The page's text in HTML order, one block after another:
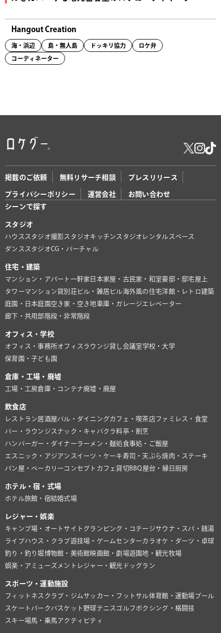
Hangout Creation
海・浜辺 島・無人島 ドッキリ協力 ロケ弁
コーディネーター
掲載のご依頼 無料リサーチ相談 プレスリリース
プライバシーポリシー 運営会社
お問い合わせ
シーンで探す
スタジオ
ハウススタジオ撮影スタジオキッチンスタジオ レンタルスペース
ダンススタジオCG・バーチャル
住宅・建築
マンション・アパート 一軒家 日本家屋・古民家・和室豪邸・邸宅屋上
タワーマンション貸別荘ビル・雑居ビル海外風の住宅洋館・レトロ建築
庭園・日本庭園 空き家・空き地 車庫・ガレージ エレベーター
廊下・共用部階段・非常階段
オフィス・学校
オフィス・事務所オフィスラウンジ貸し会議室学校・大学
保育園・子ども園
倉庫・工場・廃墟
工場・工房倉庫・コンテナ廃墟・廃屋
飲食店
レストラン居酒屋バル・ダイニングカフェ・喫茶店ファミレス・食堂
バー・ラウンジ スナック・キャバクラ料亭・割烹
ハンバーガー・ダイナーラーメン・麺処食事処・ご飯屋
エスニック・アジアン スイーツ・ケーキ寿司・天ぷら焼肉・ステーキ
パン屋・ベーカリー コンセプトカフェ貸切BBQ 屋台・縁日 厨房
ホテル・宿・式場
ホテル旅館・宿結婚式場
レジャー・娯楽
キャンプ場・オートサイト グランピング・コテージサウナ・スパ・銭湯
ライブハウス・クラブ遊技場・ゲームセンターカラオケ・ダーツ・卓球
釣り・釣り堀博物館・美術館映画館・劇場遊園地・観光牧場
娯楽・アミューズメント レジャー・観光 ドッグラン
スポーツ・運動施設
フィットネスクラブ・ジム サッカー・フットサル体育館・運動場プール
スケートパーク バスケット 野球テニス ゴルフ ボクシング・格闘技
スキー場馬・乗馬アクティビティ